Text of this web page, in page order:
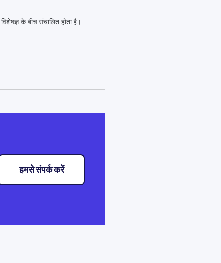
के बीच संचालित होता है।
हमसे संपर्क करें